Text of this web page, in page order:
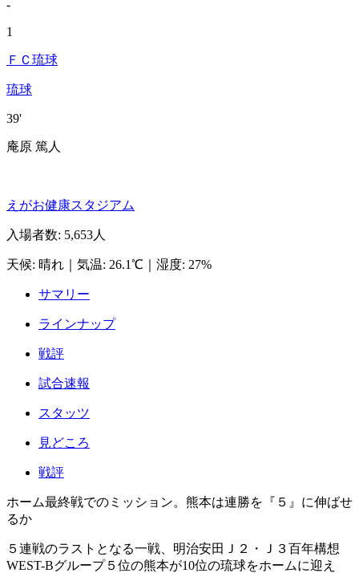
-
1
ＦＣ琉球
琉球
39'
庵原 篤人
えがお健康スタジアム
入場者数: 5,653人
天候: 晴れ 気温: 26.1℃ 湿度: 27%
サマリー
ラインナップ
戦評
試合速報
スタッツ
見どころ
戦評
ホーム最終戦でのミッション。熊本は連勝を『５』に伸ばせ
るか
５連戦のラストとなる一戦、明治安田Ｊ２・Ｊ３百年構想
WEST-Bグループ５位の熊本が10位の琉球をホームに迎え